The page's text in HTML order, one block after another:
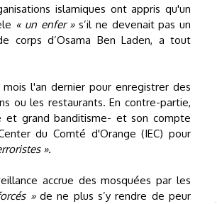
islamiques ont appris qu'un
« un enfer »s’il ne devenait pas un
corps d’Osama Ben Laden, a tout
l'an dernier pour enregistrer des
ou les restaurants. En contre-partie,
et grand banditisme- et son compte
du Comté d'Orange (IEC) pour
».
accrue des mosquées par les
»de ne plus s’y rendre de peur